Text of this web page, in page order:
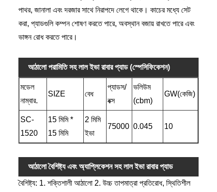
পাথর, জানালা এবং দরজার সাথে নিরাপদে লেগে থাকে। কাচের মধ্যে সেট
করা, প্যাডগুলি কম্পন শোষণ করতে পারে, অবস্থান বজায় রাখতে পারে এবং
ভাঙ্গন রোধ করতে পারে।
আঠালো পরামিতি সহ লাল ইভা রাবার প্যাড (স্পেসিফিকেশন)
মডেল
নাম্বার.
SIZE বেধ
প্যাডস/
বক্স
ভলিউম
(cbm)
GW(কেজি)
SC-
1520
15 মিমি *
15 মিমি
2 মিমি
ইভা
75000 0.045 10
আঠালো বৈশিষ্ট্য এবং অ্যাপ্লিকেশন সহ লাল ইভা রাবার প্যাড
বৈশিষ্ট্য: 1. শক্তিশালী আঠালো 2. উচ্চ তাপমাত্রা প্রতিরোধ, স্থিতিশীল